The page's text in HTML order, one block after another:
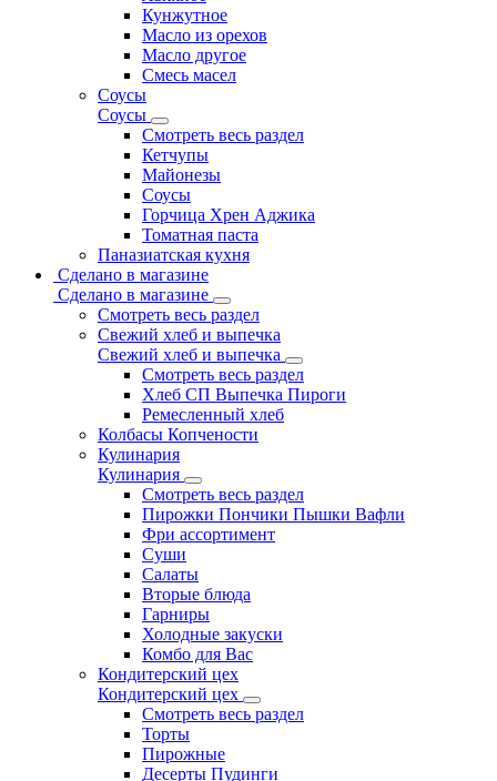
Кунжутное
Масло из орехов
Масло другое
Смесь масел
Соусы
Соусы
Смотреть весь раздел
Кетчупы
Майонезы
Соусы
Горчица Хрен Аджика
Томатная паста
Паназиатская кухня
Сделано в магазине
Сделано в магазине
Смотреть весь раздел
Свежий хлеб и выпечка
Свежий хлеб и выпечка
Смотреть весь раздел
Хлеб СП Выпечка Пироги
Ремесленный хлеб
Колбасы Копчености
Кулинария
Кулинария
Смотреть весь раздел
Пирожки Пончики Пышки Вафли
Фри ассортимент
Суши
Салаты
Вторые блюда
Гарниры
Холодные закуски
Комбо для Вас
Кондитерский цех
Кондитерский цех
Смотреть весь раздел
Торты
Пирожные
Десерты Пудинги